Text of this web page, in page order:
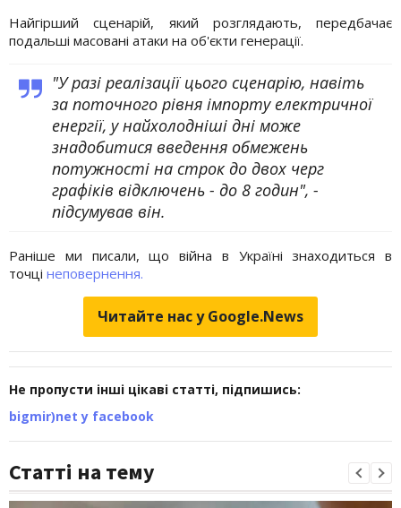
Найгірший сценарій, який розглядають, передбачає
подальші масовані атаки на об'єкти генерації.
"У разі реалізації цього сценарію, навіть
за поточного рівня імпорту електричної
енергії, у найхолодніші дні може
знадобитися введення обмежень
потужності на строк до двох черг
графіків відключень - до 8 годин", -
підсумував він.
Раніше ми писали, що війна в Україні знаходиться в
точці неповернення.
Читайте нас у Google.News
Не пропусти інші цікаві статті, підпишись:
bigmir)net у facebook
Статті на тему